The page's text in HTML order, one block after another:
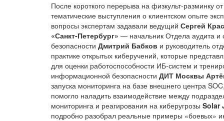
После короткого перерыва на физкульт-разминку
тематические выступления о клиентском опыте
вопросы экспертам задавали ведущий Сергей
«Санкт-Петербург» — начальник Отдела аудита
безопасности Дмитрий Бабков и руководитель
практике открытых киберучений, которые
для оценки работоспособности ИБ-систем и
информационной безопасности ДИТ Москвы
запуска мониторинга на базе внешнего центра
помогло наладить взаимодействие между
мониторинга и реагирования на киберугрозы Solar
подробно разобрал реальные примеры «боевых»